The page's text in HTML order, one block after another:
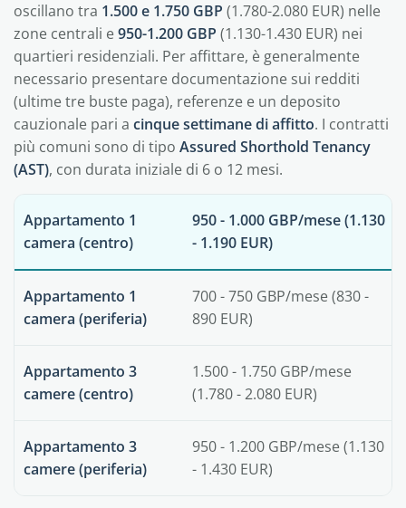
oscillano tra 1.500 e 1.750 GBP (1.780-2.080 EUR) nelle
zone centrali e950-1.200 GBP (1.130-1.430 EUR) nei
quartieri residenziali. Per affittare, è generalmente
necessario presentare documentazione sui redditi
(ultime tre buste paga), referenze e un deposito
cauzionale pari a cinque settimane di affitto. I contratti
più comuni sono di tipo Assured Shorthold Tenancy
(AST), con durata iniziale di 6 o 12 mesi.
Appartamento 1
camera (centro)
950 - 1.000 GBP/mese (1.130
- 1.190 EUR)
Appartamento 1
camera (periferia)
700 - 750 GBP/mese (830 -
890 EUR)
Appartamento 3
camere (centro)
1.500 - 1.750 GBP/mese
(1.780 - 2.080 EUR)
Appartamento 3
camere (periferia)
950 - 1.200 GBP/mese (1.130
- 1.430 EUR)